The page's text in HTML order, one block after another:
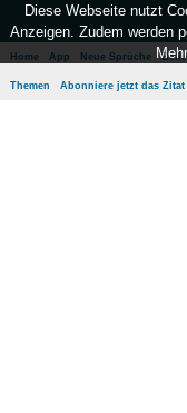
Home App Neue Sprüche
Themen Abonniere jetzt das Zitat
Diese Webseite nutzt
Anzeigen. Zudem werden